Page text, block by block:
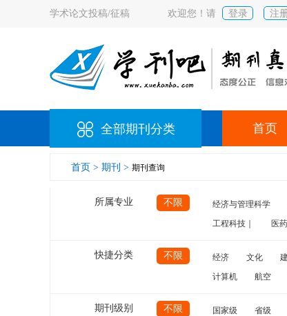
学术论文投稿/征稿 欢迎您！请 登录 注
全部期刊分类 首页
首页 > 期刊 > 期刊查询
所属专业 不限 经济与管理科学
工程科技｜
医
快捷分类 不限 经济 文化
计算机
航空
期刊级别 不限 国家级 省级